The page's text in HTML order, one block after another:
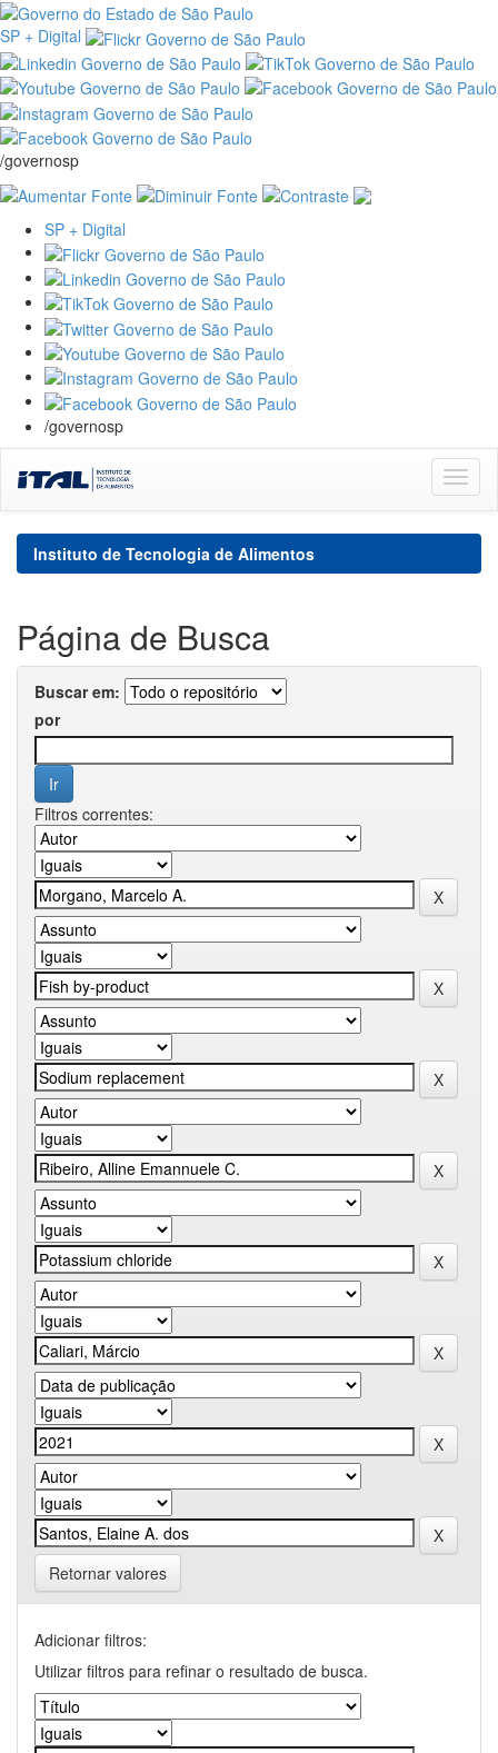
SP + Digital
/governosp
SP + Digital
/governosp
navigation
Instituto de Tecnologia de Alimentos
Página de Busca
Buscar em:
por
Filtros correntes:
Retornar valores
Adicionar filtros:
Utilizar filtros para refinar o resultado de busca.